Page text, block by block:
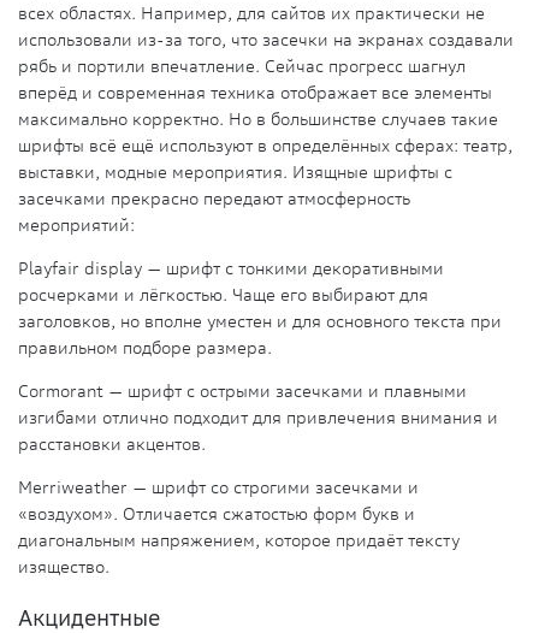
всех областях. Например, для сайтов их практически не
использовали из-за того, что засечки на экранах создавали
рябь и портили впечатление. Сейчас прогресс шагнул
вперёд и современная техника отображает все элементы
максимально корректно. Но в большинстве случаев такие
шрифты всё ещё используют в определённых сферах: театр,
выставки, модные мероприятия. Изящные шрифты с
засечками прекрасно передают атмосферность
мероприятий:
Playfair display — шрифт с тонкими декоративными
росчерками и лёгкостью. Чаще его выбирают для
заголовков, но вполне уместен и для основного текста при
правильном подборе размера.
Cormorant — шрифт с острыми засечками и плавными
изгибами отлично подходит для привлечения внимания и
расстановки акцентов.
Merriweather — шрифт со строгими засечками и
«воздухом». Отличается сжатостью форм букв и
диагональным напряжением, которое придаёт тексту
изящество.
Акцидентные